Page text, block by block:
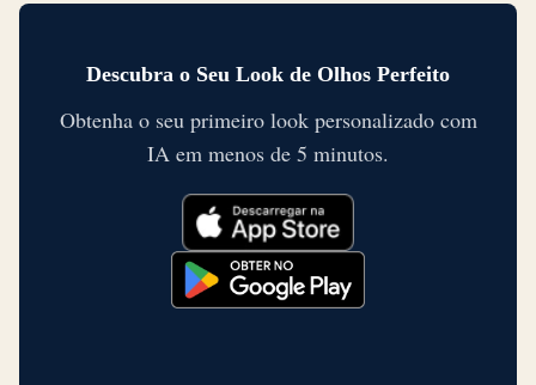
Descubra o Seu Look de Olhos Perfeito
Obtenha o seu primeiro look personalizado com
IA em menos de 5 minutos.